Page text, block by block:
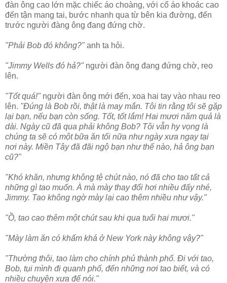
đàn ông cao lớn mặc chiếc áo choàng, với cổ áo khoác cao
đến tận mang tai, bước nhanh qua từ bên kia đường, đến
trước người đàng ông đang đứng chờ.
"Phải Bob đó không?" anh ta hỏi.
"Jimmy Wells đó hả?" người đàn ông đang đứng chờ, reo
lên.
"Tốt quá!" người đàn ông mới đến, xoa hai tay vào nhau reo
lên. "Đúng là Bob rồi, thật là may mắn. Tôi tin rằng tôi sẽ gặp
lại bạn, nếu bạn còn sống. Tốt, tốt lắm! Hai mươi năm quả là
dài. Ngày cũ đã qua phải không Bob? Tôi vẫn hy vọng là
chúng ta sẽ có một bữa ăn tối nữa như ngày xưa ngay tại
nơi này. Miền Tây đã đãi ngộ bạn như thế nào, hả ông bạn
cũ?"
"Khó khăn, nhưng không tệ chút nào, nó đã cho tao tất cả
những gì tao muốn. À mà mày thay đổi hơi nhiều đấy nhé,
Jimmy. Tao không ngờ mày lại cao thêm nhiều như vậy."
"Ồ, tao cao thêm một chút sau khi qua tuổi hai mươi."
"Mày làm ăn có khấm khá ở New York này không vậy?"
"Thường thôi, tao làm cho chính phủ thành phố. Đi với tao,
Bob, tụi mình đi quanh phố, đến những nơi tao biết, và có
nhiều chuyện xưa để nói."